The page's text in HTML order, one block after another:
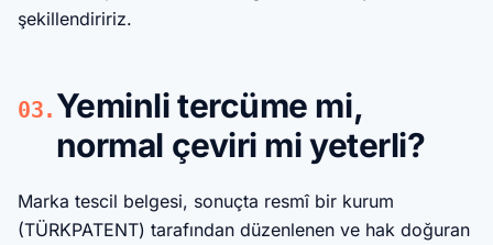
şekillendiririz.
03. Yeminli tercüme mi,
normal çeviri mi yeterli?
Marka tescil belgesi, sonuçta resmî bir kurum
(TÜRKPATENT) tarafından düzenlenen ve hak doğuran